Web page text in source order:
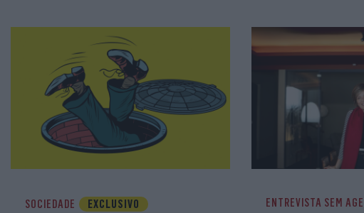
SOCIEDADE EXCLUSIVO ENTREVISTA SEM